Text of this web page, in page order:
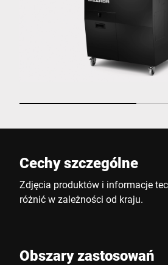
Cechy szczególne
Zdjęcia produktów i informacje
różnić w zależności od kraju.
Obszary zastosowań